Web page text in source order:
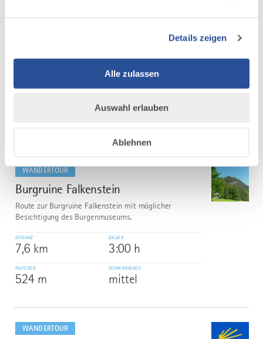
Details zeigen
Alle zulassen
Auswahl erlauben
Ablehnen
5
Sulzrundweg bei Roßhaupten
Ruhige Wanderung zu einem großen Waldgebiet mit
Alpenpanorama.
8,6 km 2:00 h
SCHWIERIGKEIT
WANDERTOUR
6
Burgruine Falkenstein
©
Route zur Burgruine Falkenstein mit möglicher
Besichtigung des Burgenmuseums.
DISTANZ
7,6 km
DAUER
3:00 h
AUFSTIEG
524 m
SCHWIERIGKEIT
mittel
WANDERTOUR
dazu